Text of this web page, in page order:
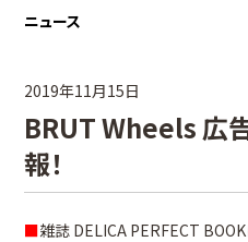
ニュース
2019年11月15日
BRUT Wheels 広
報！
■雑誌 DELICA PERFECT BOOK